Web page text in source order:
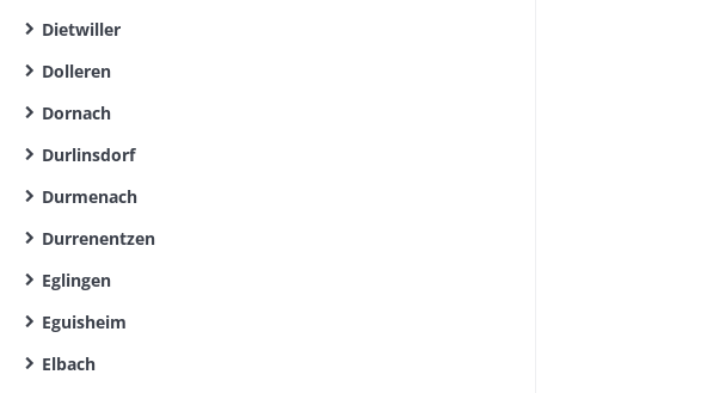
Dietwiller
Dolleren
Dornach
Durlinsdorf
Durmenach
Durrenentzen
Eglingen
Eguisheim
Elbach